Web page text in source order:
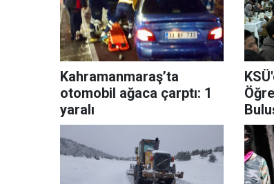
Kahramanmaraş’ta
otomobil ağaca çarptı: 1
yaralı